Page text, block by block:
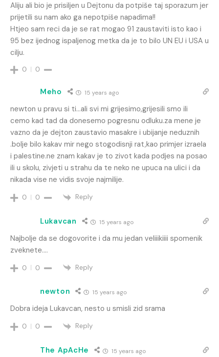
Aliju ali bio je prisiljen u Dejtonu da potpiše taj sporazum jer
prijetili su nam ako ga nepotpiše napadima!!
Htjeo sam reci da je se rat mogao 91 zaustaviti isto kao i
95 bez ijednog ispaljenog metka da je to bilo UN EU i USA u
cilju.
0 0
Meho 15 years ago
newton u pravu si ti…ali svi mi grijesimo,grijesili smo ili
cemo kad tad da donesemo pogresnu odluku.za mene je
vazno da je dejton zaustavio masakre i ubijanje neduznih
.bolje bilo kakav mir nego stogodisnji rat,kao primjer izraela
i palestine.ne znam kakav je to zivot kada podjes na posao
ili u skolu, zivjeti u strahu da te neko ne upuca na ulici i da
nikada vise ne vidis svoje najmilije.
0 0 Reply
Lukavcan 15 years ago
Najbolje da se dogovorite i da mu jedan veliiikiiii spomenik
zveknete….
0 0 Reply
newton 15 years ago
Dobra ideja Lukavcan, nesto u smisli zid srama
0 0 Reply
The ApAcHe 15 years ago